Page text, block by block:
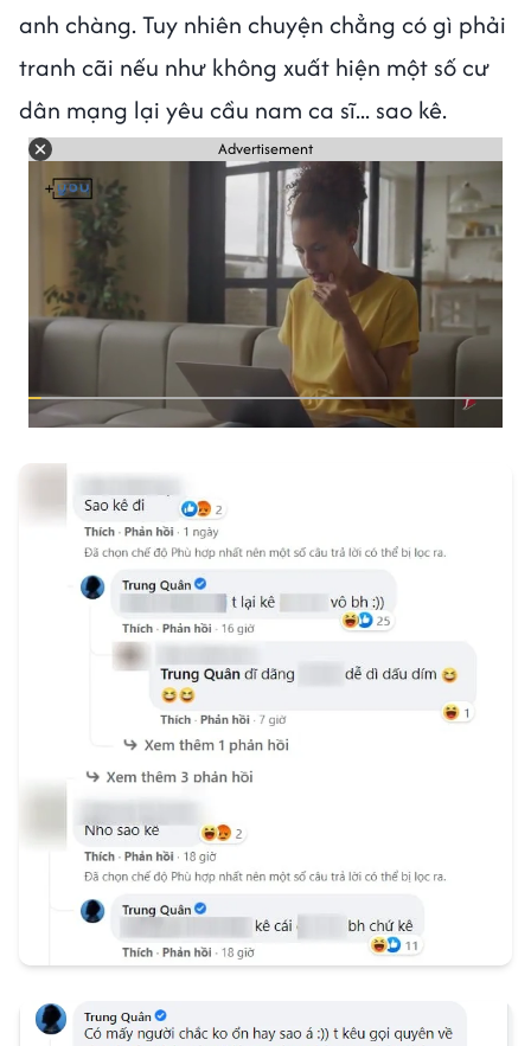
anh chàng. Tuy nhiên chuyện chẳng có gì phải
tranh cãi nếu như không xuất hiện một số cư
dân mạng lại yêu cầu nam ca sĩ... sao kê.
Advertisement